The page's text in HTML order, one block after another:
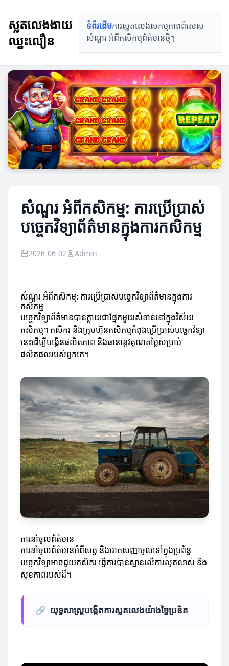
ស្លតលេងងាយ
ឈ្នះលឿន
ទំព័រដើមការស្លតលេងសកម្មភាពពិសេស
សំណួរ អំពីកសិកម្មព័ត៌មានថ្មីៗ
សំណួរ អំពីកសិកម្ម: ការប្រើប្រាស់
បច្ចេកវិទ្យាព័ត៌មានក្នុងការកសិកម្ម
2026-06-02 Admin
សំណួរ អំពីកសិកម្ម: ការប្រើប្រាស់បច្ចេកវិទ្យាព័ត៌មានក្នុងការ
កសិកម្ម
បច្ចេកវិទ្យាព័ត៌មានបានក្លាយជាផ្នែកមួយសំខាន់នៅក្នុងវិស័យ
កសិកម្ម។ កសិករ និងក្រុមហ៊ុនកសិកម្មកំពុងប្រើប្រាស់បច្ចេកវិទ្យា
នេះដើម្បីបង្កើនផលិតភាព និងធានានូវគុណតម្លៃសម្រាប់
ផលិតផលរបស់ពួកគេ។
ការនាំចូលព័ត៌មាន
ការនាំចូលព័ត៌មានអំពីសត្វ និងរោគសញ្ញាចូលទៅក្នុងប្រព័ន្ធ
បច្ចេកវិទ្យាអាចជួយកសិករ ធ្វើការប៉ាន់ស្មានលើការលូតលាស់ និង
សុខភាពរបស់ដី។
🔗 យុទ្ធសាស្ត្របង្កើតការស្លតលេងយ៉ាងច្នៃប្រឌិត